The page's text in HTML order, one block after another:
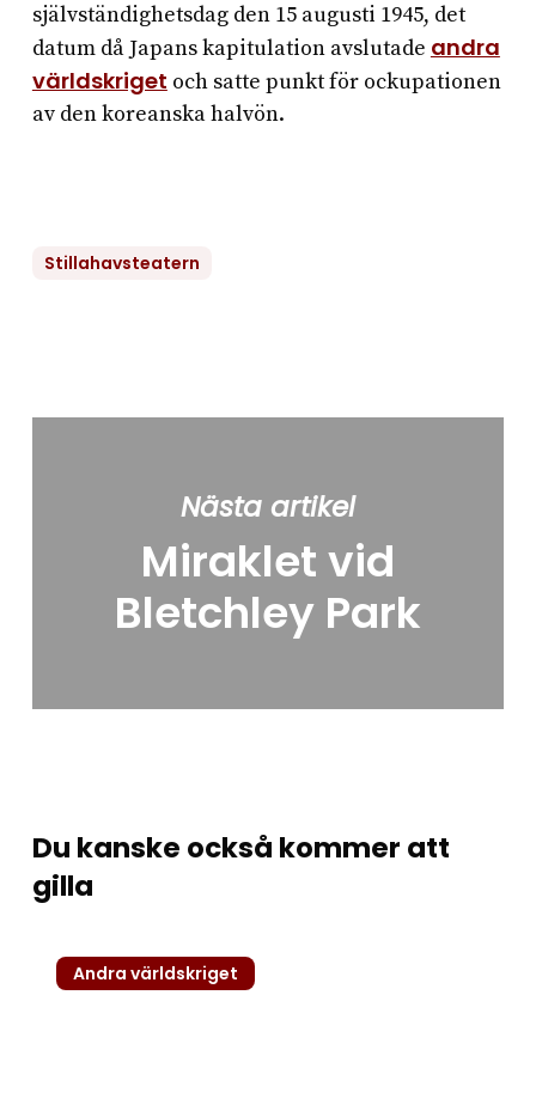
självständighetsdag den 15 augusti 1945, det
datum då Japans kapitulation avslutade andra
världskriget och satte punkt för ockupationen
av den koreanska halvön.
Stillahavsteatern
Nästa artikel
Miraklet vid
Bletchley Park
Du kanske också kommer att
gilla
Andra världskriget